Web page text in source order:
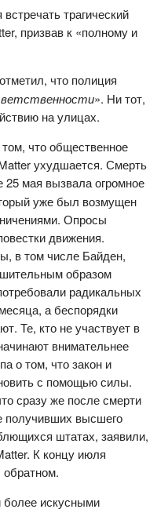
трагический
призвав к «полному и
отметил, что полиция
». Ни тот,
на улицах.
что общественное
ухудшается. Смерть
мая вызвала огромное
уже был возмущен
Опросы
движения.
в том числе Байден,
образом
радикальных
а беспорядки
Те, кто не участвует в
внимательнее
о том, что закон и
с помощью силы.
сразу же после смерти
высшего
штатах, заявили,
К концу июля
искусными